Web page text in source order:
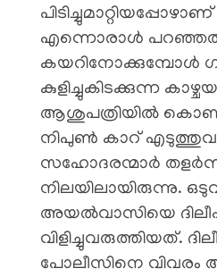
എന്നൊരാൾ
കയറിനോക്കുമ്പോൾ
കുളിച്ചുകിടക്കുന്ന
ആശുപത്രിയിൽ
നിപുൺ കാറ്
സഹോദരന്മാർ
നിലയിലായിരുന്നു.
അയൽവാസിയെ
വിളിച്ചുവരുത്തിയത്.
പോലീസിനെ വിവരം